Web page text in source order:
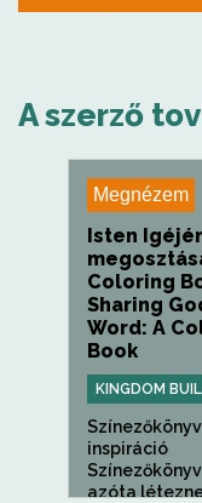
A szerző
Megnézem
Isten
Coloring
Sharing
Word: A
Book
KINGDOM
Színezőkönyv
inspiráció
azóta